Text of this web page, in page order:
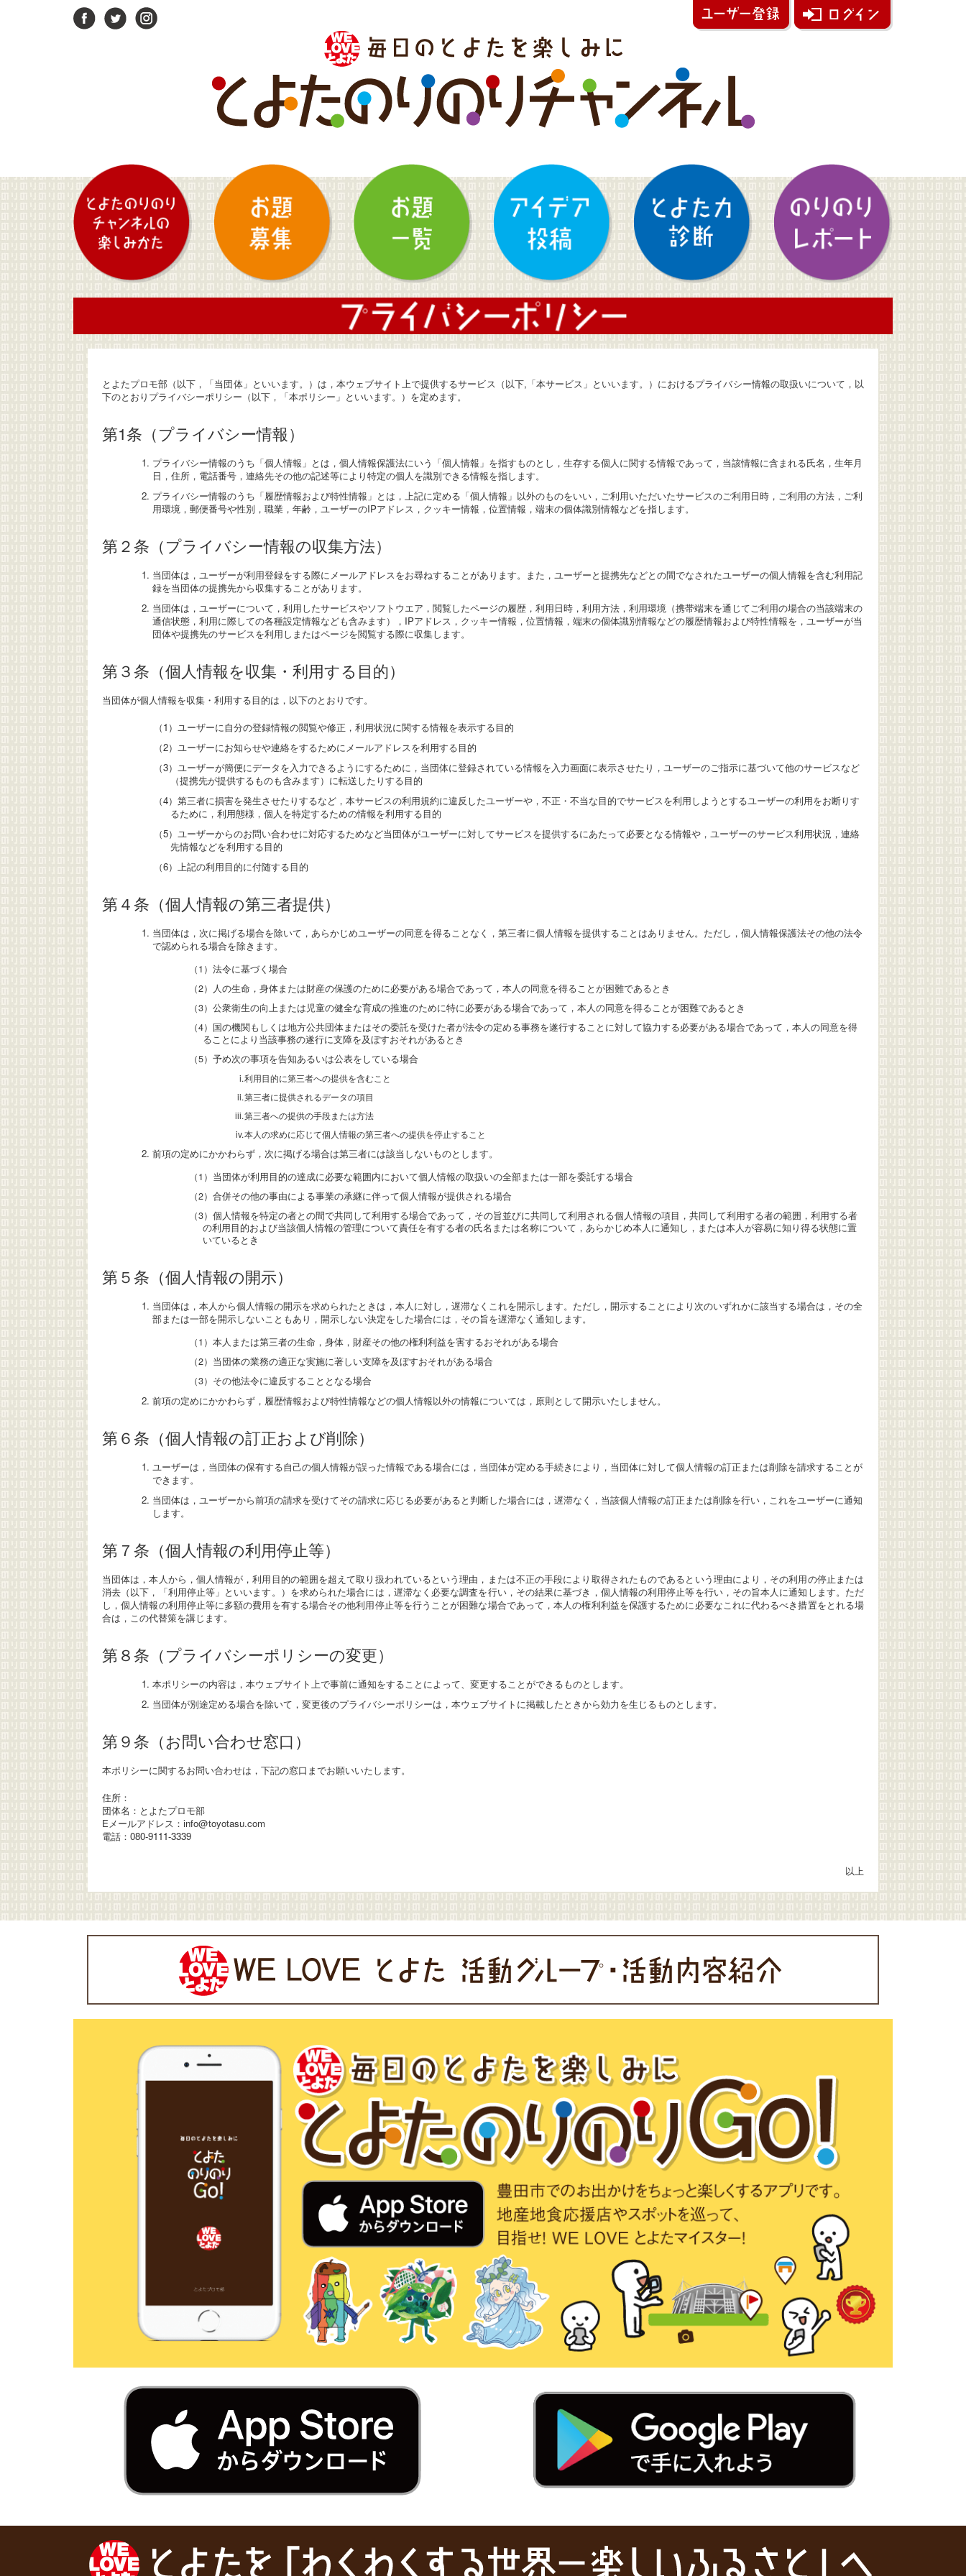
プライバシーポリシー
とよたプロモ部（以下，「当団体」といいます。）は，本ウェブサイト上で提供するサービス（以下,「本サービス」といいます。）におけるプライバシー情報の取扱いについて，以
下のとおりプライバシーポリシー（以下，「本ポリシー」といいます。）を定めます。
第1条（プライバシー情報）
プライバシー情報のうち「個人情報」とは，個人情報保護法にいう「個人情報」を指すものとし，生存する個人に関する情報であって，当該情報に含まれる氏名，生年月
日，住所，電話番号，連絡先その他の記述等により特定の個人を識別できる情報を指します。
プライバシー情報のうち「履歴情報および特性情報」とは，上記に定める「個人情報」以外のものをいい，ご利用いただいたサービスのご利用日時，ご利用の方法，ご利
用環境，郵便番号や性別，職業，年齢，ユーザーのIPアドレス，クッキー情報，位置情報，端末の個体識別情報などを指します。
第２条（プライバシー情報の収集方法）
当団体は，ユーザーが利用登録をする際にメールアドレスをお尋ねすることがあります。また，ユーザーと提携先などとの間でなされたユーザーの個人情報を含む利用記
録を当団体の提携先から収集することがあります。
当団体は，ユーザーについて，利用したサービスやソフトウエア，閲覧したページの履歴，利用日時，利用方法，利用環境（携帯端末を通じてご利用の場合の当該端末の
通信状態，利用に際しての各種設定情報なども含みます），IPアドレス，クッキー情報，位置情報，端末の個体識別情報などの履歴情報および特性情報を，ユーザーが当
団体や提携先のサービスを利用しまたはページを閲覧する際に収集します。
第３条（個人情報を収集・利用する目的）
当団体が個人情報を収集・利用する目的は，以下のとおりです。
（1）ユーザーに自分の登録情報の閲覧や修正，利用状況に関する情報を表示する目的
（2）ユーザーにお知らせや連絡をするためにメールアドレスを利用する目的
（3）ユーザーが簡便にデータを入力できるようにするために，当団体に登録されている情報を入力画面に表示させたり，ユーザーのご指示に基づいて他のサービスなど
（提携先が提供するものも含みます）に転送したりする目的
（4）第三者に損害を発生させたりするなど，本サービスの利用規約に違反したユーザーや，不正・不当な目的でサービスを利用しようとするユーザーの利用をお断りす
るために，利用態様，個人を特定するための情報を利用する目的
（5）ユーザーからのお問い合わせに対応するためなど当団体がユーザーに対してサービスを提供するにあたって必要となる情報や，ユーザーのサービス利用状況，連絡
先情報などを利用する目的
（6）上記の利用目的に付随する目的
第４条（個人情報の第三者提供）
当団体は，次に掲げる場合を除いて，あらかじめユーザーの同意を得ることなく，第三者に個人情報を提供することはありません。ただし，個人情報保護法その他の法令
で認められる場合を除きます。
（1）法令に基づく場合
（2）人の生命，身体または財産の保護のために必要がある場合であって，本人の同意を得ることが困難であるとき
（3）公衆衛生の向上または児童の健全な育成の推進のために特に必要がある場合であって，本人の同意を得ることが困難であるとき
（4）国の機関もしくは地方公共団体またはその委託を受けた者が法令の定める事務を遂行することに対して協力する必要がある場合であって，本人の同意を得
ることにより当該事務の遂行に支障を及ぼすおそれがあるとき
（5）予め次の事項を告知あるいは公表をしている場合
利用目的に第三者への提供を含むこと
第三者に提供されるデータの項目
第三者への提供の手段または方法
本人の求めに応じて個人情報の第三者への提供を停止すること
前項の定めにかかわらず，次に掲げる場合は第三者には該当しないものとします。
（1）当団体が利用目的の達成に必要な範囲内において個人情報の取扱いの全部または一部を委託する場合
（2）合併その他の事由による事業の承継に伴って個人情報が提供される場合
（3）個人情報を特定の者との間で共同して利用する場合であって，その旨並びに共同して利用される個人情報の項目，共同して利用する者の範囲，利用する者
の利用目的および当該個人情報の管理について責任を有する者の氏名または名称について，あらかじめ本人に通知し，または本人が容易に知り得る状態に置
いているとき
第５条（個人情報の開示）
当団体は，本人から個人情報の開示を求められたときは，本人に対し，遅滞なくこれを開示します。ただし，開示することにより次のいずれかに該当する場合は，その全
部または一部を開示しないこともあり，開示しない決定をした場合には，その旨を遅滞なく通知します。
（1）本人または第三者の生命，身体，財産その他の権利利益を害するおそれがある場合
（2）当団体の業務の適正な実施に著しい支障を及ぼすおそれがある場合
（3）その他法令に違反することとなる場合
前項の定めにかかわらず，履歴情報および特性情報などの個人情報以外の情報については，原則として開示いたしません。
第６条（個人情報の訂正および削除）
ユーザーは，当団体の保有する自己の個人情報が誤った情報である場合には，当団体が定める手続きにより，当団体に対して個人情報の訂正または削除を請求することが
できます。
当団体は，ユーザーから前項の請求を受けてその請求に応じる必要があると判断した場合には，遅滞なく，当該個人情報の訂正または削除を行い，これをユーザーに通知
します。
第７条（個人情報の利用停止等）
当団体は，本人から，個人情報が，利用目的の範囲を超えて取り扱われているという理由，または不正の手段により取得されたものであるという理由により，その利用の停止または
消去（以下，「利用停止等」といいます。）を求められた場合には，遅滞なく必要な調査を行い，その結果に基づき，個人情報の利用停止等を行い，その旨本人に通知します。ただ
し，個人情報の利用停止等に多額の費用を有する場合その他利用停止等を行うことが困難な場合であって，本人の権利利益を保護するために必要なこれに代わるべき措置をとれる場
合は，この代替策を講じます。
第８条（プライバシーポリシーの変更）
本ポリシーの内容は，本ウェブサイト上で事前に通知をすることによって、変更することができるものとします。
当団体が別途定める場合を除いて，変更後のプライバシーポリシーは，本ウェブサイトに掲載したときから効力を生じるものとします。
第９条（お問い合わせ窓口）
本ポリシーに関するお問い合わせは，下記の窓口までお願いいたします。
住所：
団体名：とよたプロモ部
Eメールアドレス：info@toyotasu.com
電話：080-9111-3339
以上